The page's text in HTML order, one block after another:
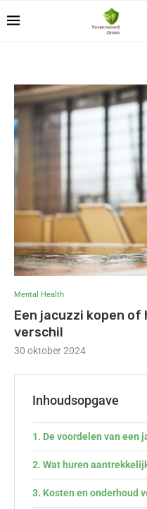
Mental Health
Een jacuzzi kopen
verschil
30 oktober 2024
Inhoudsopgave
De voordelen van een
Wat huren
Kosten en onderhoud